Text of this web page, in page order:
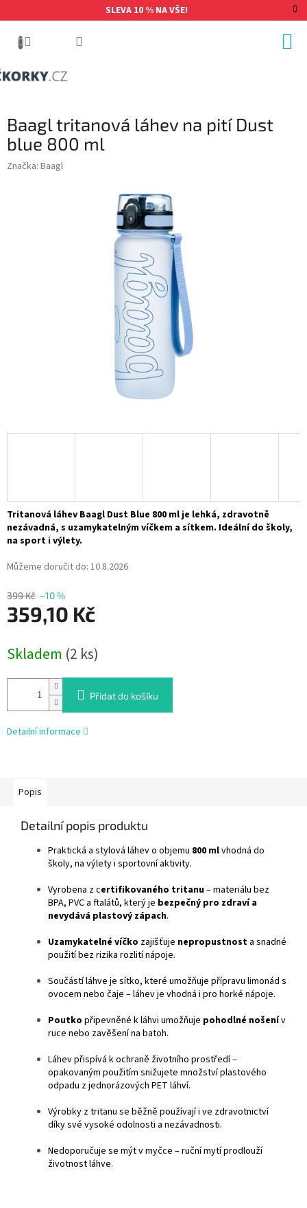
na
SLEVA 10 % NA VŠE!
Baagl tritanová láhev na pití Dust
blue 800 ml
Značka: Baagl
399 Kč –10 %
359,10 Kč
cena:
Skladem (2 ks)
Můžeme doručit do: 10.8.2026
Přidat do košíku
Tritanová láhev Baagl Dust Blue 800 ml je lehká, zdravotně
nezávadná, s uzamykatelným víčkem a sítkem. Ideální do školy,
na sport i výlety.
Detailní informace
Popis
Detailní popis produktu
Praktická a stylová láhev o objemu 800 mlvhodná do
školy, na výlety i sportovní aktivity.
Vyrobena z certifikovaného tritanu– materiálu bez
BPA, PVC a ftalátů, který je bezpečný pro zdraví a
nevydává plastový zápach.
Uzamykatelné víčko zajišťuje nepropustnost a snadné
použití bez rizika rozlití nápoje.
Součástí láhve je sítko, které umožňuje přípravu limonád s
ovocem nebo čaje – láhev je vhodná i pro horké nápoje.
Poutko připevněné k láhvi umožňuje pohodlné nošenív
ruce nebo zavěšení na batoh.
Láhev přispívá k ochraně životního prostředí –
opakovaným použitím snižujete množství plastového
odpadu z jednorázových PET láhví.
Výrobky z tritanu se běžně používají i ve zdravotnictví
díky své vysoké odolnosti a nezávadnosti.
Nedoporučuje se mýt v myčce – ruční mytí prodlouží
životnost láhve.